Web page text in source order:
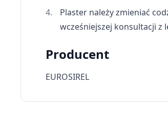
Plaster należy zmieniać
wcześniejszej konsultacji z
Producent
EUROSIREL
Identyfikowanie urządzeń na podstawie
Cele przetwarzania inne niż IAB: